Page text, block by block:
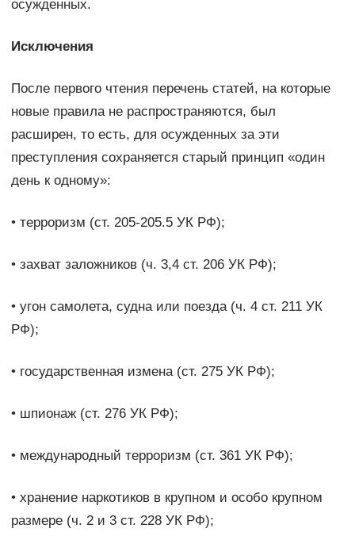
осужденных.
Исключения
После первого чтения перечень статей, на которые
новые правила не распространяются, был
расширен, то есть, для осужденных за эти
преступления сохраняется старый принцип «один
день к одному»:
• терроризм (ст. 205-205.5 УК РФ);
• захват заложников (ч. 3,4 ст. 206 УК РФ);
• угон самолета, судна или поезда (ч. 4 ст. 211 УК
РФ);
• государственная измена (ст. 275 УК РФ);
• шпионаж (ст. 276 УК РФ);
• международный терроризм (ст. 361 УК РФ);
• хранение наркотиков в крупном и особо крупном
размере (ч. 2 и 3 ст. 228 УК РФ);